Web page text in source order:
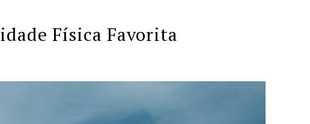
Física Favorita